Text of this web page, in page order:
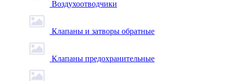
Воздухоотводчики
Клапаны и затворы обратные
Клапаны предохранительные